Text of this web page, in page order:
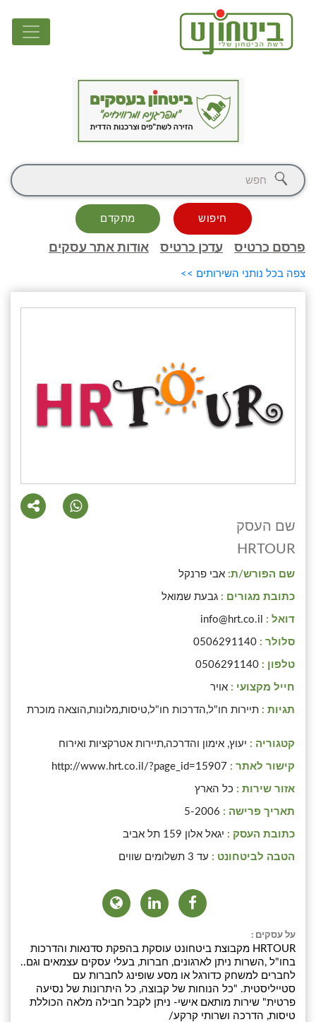
חיפוש מתקדם
פרסם כרטיס עדכן כרטיס אודות אתר עסקים
צפה בכל נותני השירותים >>
שם העסק
HRTOUR
שם הפורש/ת: אבי פרנקל
כתובת מגורים : גבעת שמואל
דואל : info@hrt.co.il
סלולר : 0506291140
טלפון : 0506291140
חייל מקצועי : אויר
תגיות : תיירות חו"ל,הדרכות חו"ל,טיסות,מלונות,הוצאה מוכרת
קטגוריה : יעוץ, אימון והדרכה,תיירות אטרקציות ואירוח
קישור לאתר : http://www.hrt.co.il/?page_id=15907
אזור שירות : כל הארץ
תאריך פרישה : 5-2006
כתובת העסק : יגאל אלון 159 תל אביב
הטבה לביטחונט : עד 3 תשלומים שווים
על עסקים :
HRTOUR מקבוצת ביטחונט עוסקת בהפקת סדנאות והדרכות
בחו"ל ,השרות ניתן לארגונים, חברות, בעלי עסקים עצמאים וגם..
לחברים למשחק כדורגל או מסע שופינג לחברות עם
סטייליסטית. "כל הנוחות של קבוצה, כל היתרונות של נסיעה
פרטית" שירות מותאם אישי- ניתן לקבל חבילה מלאה הכוללת
טיסות, הדרכה ושרותי קרקע/